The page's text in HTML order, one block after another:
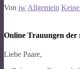
Von iw Allgemein
Online Trauungen der
Liebe Paare,